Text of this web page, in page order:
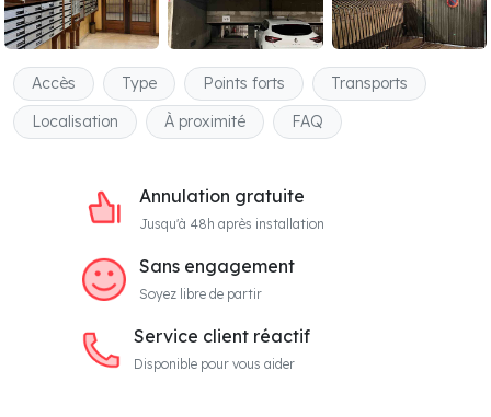
Accès Type Points forts
Transports
Localisation
À proximité FAQ
Annulation gratuite
Jusqu'à 48h après installation
Sans engagement
Soyez libre de partir
Service client réactif
Disponible pour vous aider